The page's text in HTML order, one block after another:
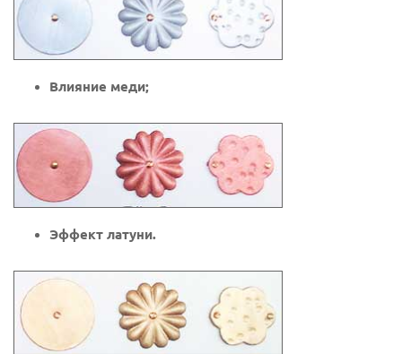
Влияние меди;
Эффект латуни.